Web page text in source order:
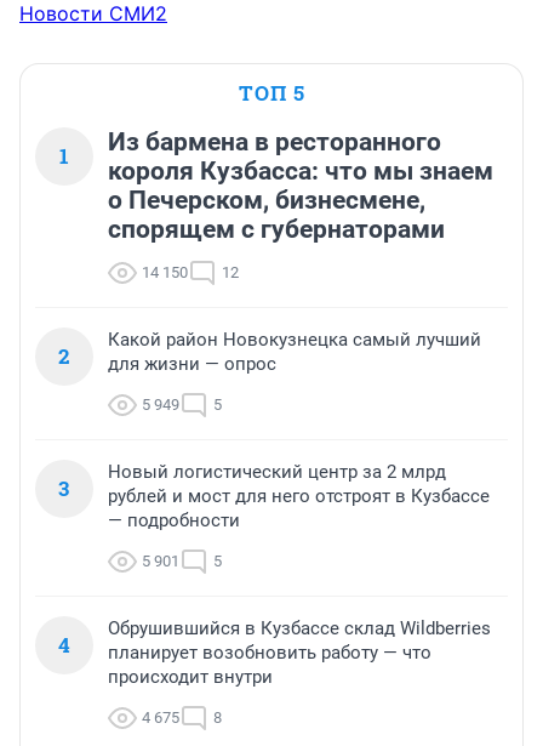
Новости СМИ2
ТОП 5
1
Из бармена в ресторанного
короля Кузбасса: что мы знаем
о Печерском, бизнесмене,
спорящем с губернаторами
14 150 12
2
Какой район Новокузнецка самый лучший
для жизни — опрос
5 949 5
3
Новый логистический центр за 2 млрд
рублей и мост для него отстроят в Кузбассе
— подробности
5 901 5
4
Обрушившийся в Кузбассе склад Wildberries
планирует возобновить работу — что
происходит внутри
4 675 8